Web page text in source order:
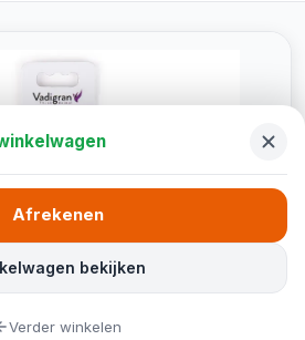
bekijken
Afrekenen
Verder winkelen